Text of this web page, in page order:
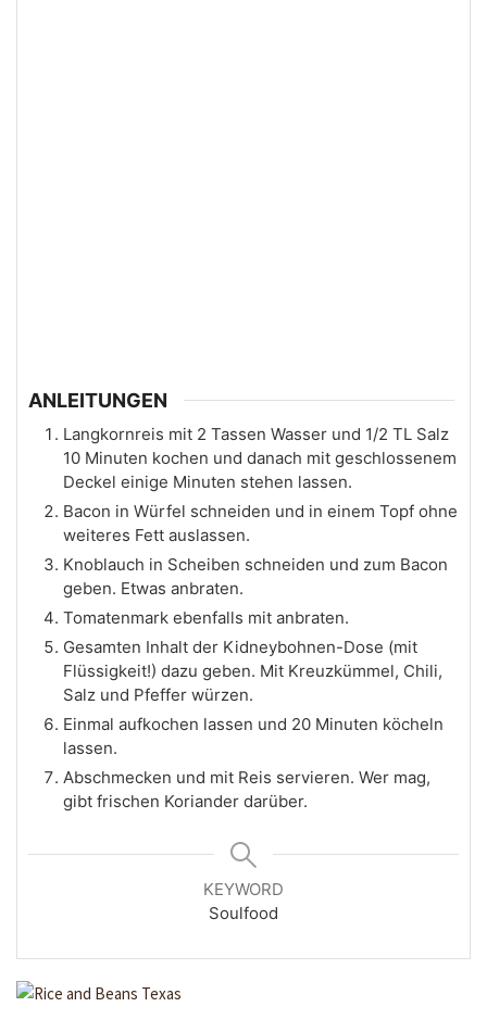
ANLEITUNGEN
Langkornreis mit 2 Tassen Wasser und 1/2 TL Salz
10 Minuten kochen und danach mit geschlossenem
Deckel einige Minuten stehen lassen.
Bacon in Würfel schneiden und in einem Topf ohne
weiteres Fett auslassen.
Knoblauch in Scheiben schneiden und zum Bacon
geben. Etwas anbraten.
Tomatenmark ebenfalls mit anbraten.
Gesamten Inhalt der Kidneybohnen-Dose (mit
Flüssigkeit!) dazu geben. Mit Kreuzkümmel, Chili,
Salz und Pfeffer würzen.
Einmal aufkochen lassen und 20 Minuten köcheln
lassen.
Abschmecken und mit Reis servieren. Wer mag,
gibt frischen Koriander darüber.
KEYWORD
Soulfood